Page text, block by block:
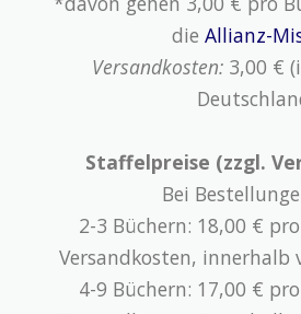
die Allianz-
Versandkosten:3,00 €
Staffelpreise (zzgl.
Bei
2-3 Büchern: 18,00 €
Versandkosten, innerhalb
4-9 Büchern: 17,00 €